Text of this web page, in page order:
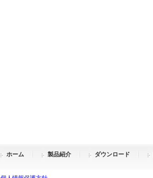
ホーム 製品紹介 ダウンロード